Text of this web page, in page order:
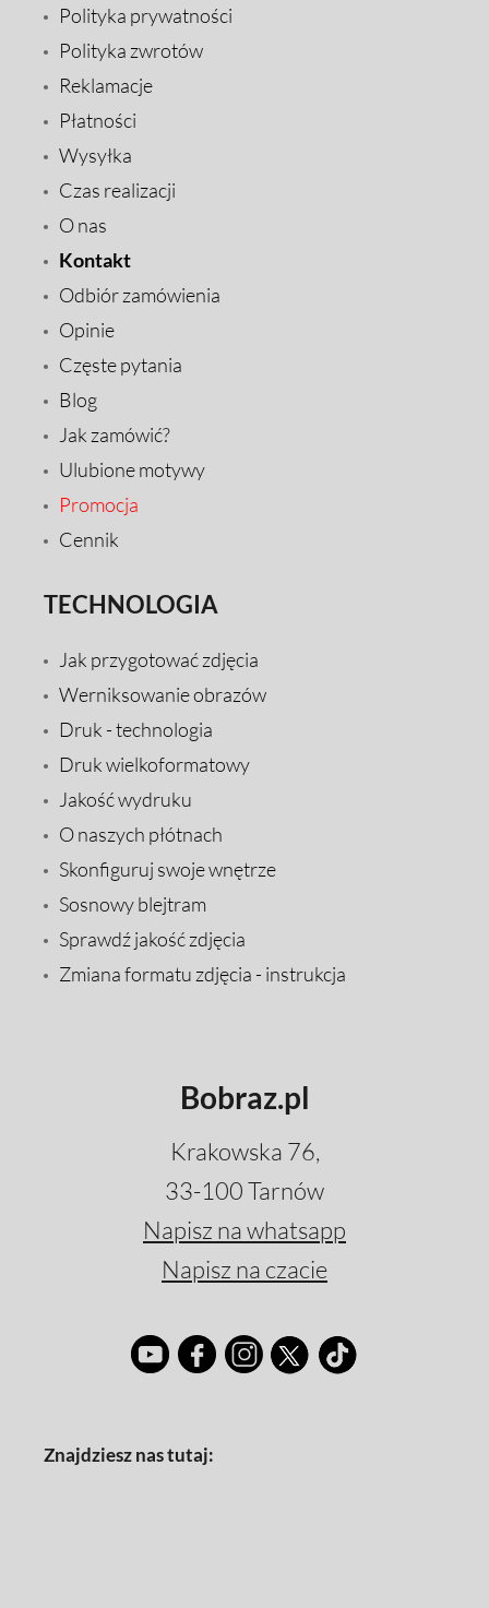
Polityka prywatności
Polityka zwrotów
Reklamacje
Płatności
Wysyłka
Czas realizacji
O nas
Kontakt
Odbiór zamówienia
Opinie
Częste pytania
Blog
Jak zamówić?
Ulubione motywy
Promocja
Cennik
TECHNOLOGIA
Jak przygotować zdjęcia
Werniksowanie obrazów
Druk - technologia
Druk wielkoformatowy
Jakość wydruku
O naszych płótnach
Skonfiguruj swoje wnętrze
Sosnowy blejtram
Sprawdź jakość zdjęcia
Zmiana formatu zdjęcia - instrukcja
Bobraz.pl
Krakowska 76,
33-100 Tarnów
Napisz na whatsapp
Napisz na czacie
Znajdziesz nas tutaj: